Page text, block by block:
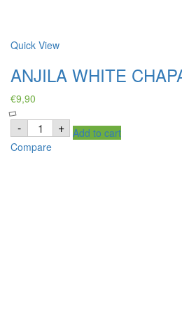
Quick View
ANJILA WHITE
€9,90
- ANJILA
WHITE
CHAPATI
ATTA
+ Add to cart
Compare